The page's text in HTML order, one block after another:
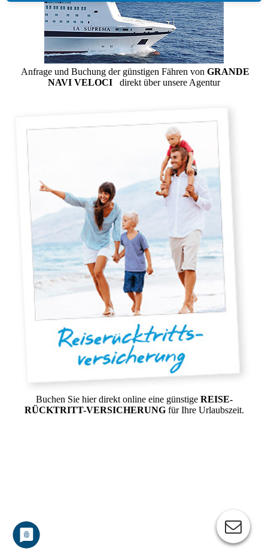
Anfrage und Buchung der günstigen Fähren von GRANDE
NAVI VELOCI direkt über unsere Agentur
Buchen Sie hier direkt online eine günstige REISE-
RÜCKTRITT-VERSICHERUNGfür Ihre Urlaubszeit.